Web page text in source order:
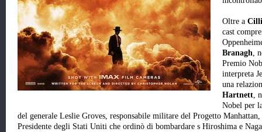
Oltre a
cast
Branagh,
Premio
interpreta
una
Hartnett,
Nobel per
del generale Leslie Groves, responsabile militare del Progetto Manhattan,
Presidente degli Stati Uniti che ordinò di bombardare s Hiroshima e